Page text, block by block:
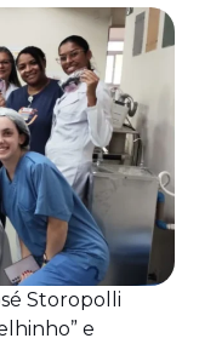
Storopolli
e